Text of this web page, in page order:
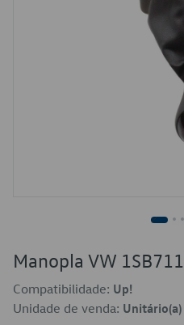
Manopla VW
Compatibilidade: Up!
Unidade de venda: Unitário(a)